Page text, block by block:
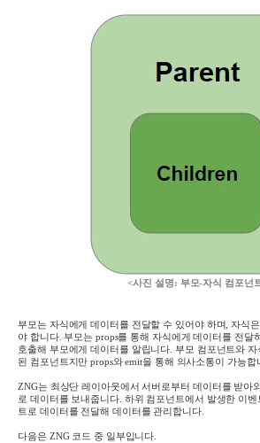
<사진 설명: 부모-자식 컴포넌
부모는 자식에게 데이터를 전달할 수 있어야 하며, 자식
야 합니다. 부모는 props를 통해 자식에게 데이터를 전달
호출해 부모에게 데이터를 알립니다. 부모 컴포넌트와
된 컴포넌트지만 props와 emit을 통해 의사소통이 가능합
ZNG는 최상단 레이아웃에서 서버로부터 데이터를 받아
로 데이터를 보내줍니다. 하위 컴포넌트에서 발생한 이
트로 데이터를 전달해 데이터를 관리합니다.
다음은 ZNG 코드 중 일부입니다.